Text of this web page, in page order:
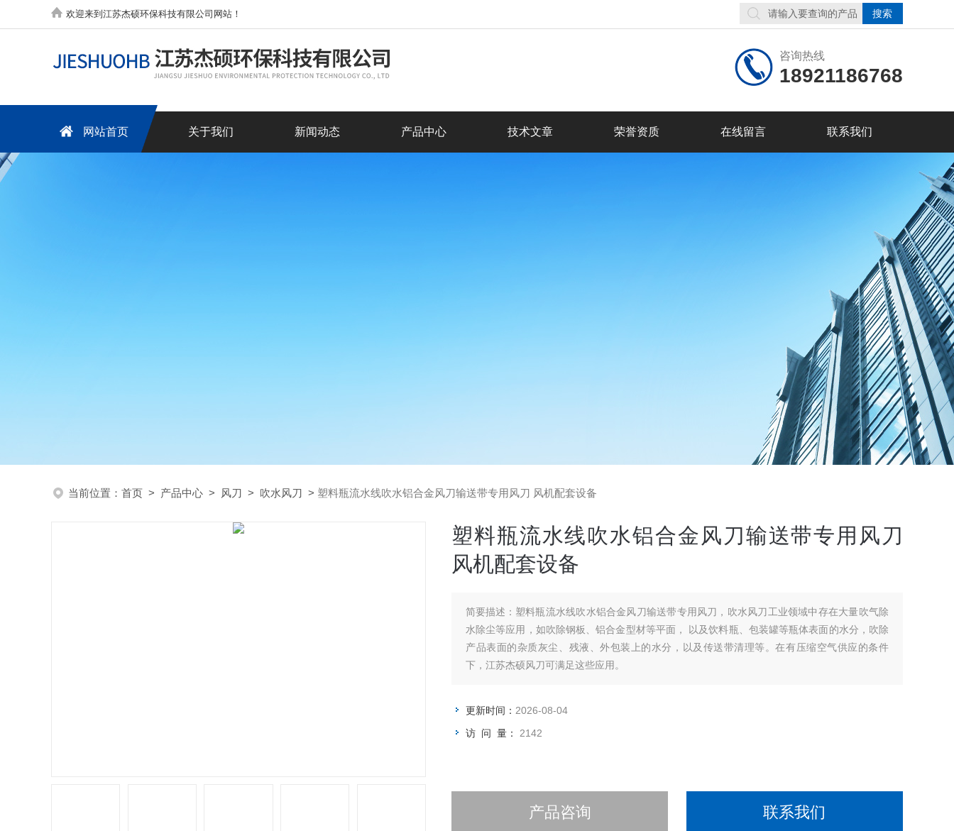
欢迎来到江苏杰硕环保科技有限公司网站！
咨询热线
18921186768
网站首页 关于我们 新闻动态 产品中心 技术文章 荣誉资质 在线留言 联系我们
当前位置： 首页 > 产品中心 > 风刀 > 吹水风刀 > 塑料瓶流水线吹水铝合金风刀输送带专用风刀 风机配套设备
塑料瓶流水线吹水铝合金风刀输送带专用风刀
风机配套设备
简要描述： 塑料瓶流水线吹水铝合金风刀输送带专用风刀，吹水风刀工业领域中存在大量吹气除
水除尘等应用，如吹除钢板、铝合金型材等平面， 以及饮料瓶、包装罐等瓶体表面的水分，吹除
产品表面的杂质灰尘、残液、外包装上的水分，以及传送带清理等。在有压缩空气供应的条件
下，江苏杰硕风刀可满足这些应用。
更新时间： 2026-08-04
访 问 量： 2142
产品咨询 联系我们